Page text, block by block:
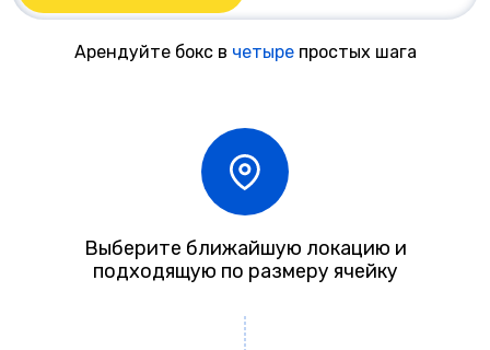
Арендуйте бокс в четырепростых шага
Выберите ближайшую локацию и
подходящую по размеру ячейку